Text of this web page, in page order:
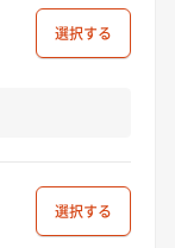
選択
選択